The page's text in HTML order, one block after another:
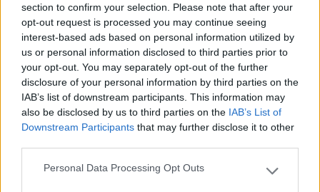
section to confirm your selection. Please note that after your
opt-out request is processed you may continue seeing
interest-based ads based on personal information utilized by
us or personal information disclosed to third parties prior to
your opt-out. You may separately opt-out of the further
disclosure of your personal information by third parties on the
IAB’s list of downstream participants. This information may
also be disclosed by us to third parties on the IAB’s List of
Downstream Participants that may further disclose it to other
Please note that this website/app uses one or more Google
Personal Data Processing Opt Outs
La Foce
4 2
Servizi / Posizione
Valledoria (SS) - 132.4km
Via Ampurias, 110